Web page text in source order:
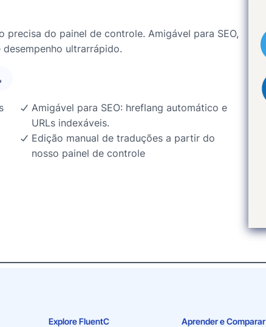
precisa do painel de controle. Amigável para SEO,
ultrarrápido.
Amigável para SEO: hreflang automático e
URLs indexáveis.
Edição manual de traduções a partir do
nosso painel de controle
Explore FluentC Aprender e Comparar